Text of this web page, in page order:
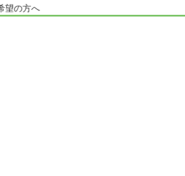
望の方へ